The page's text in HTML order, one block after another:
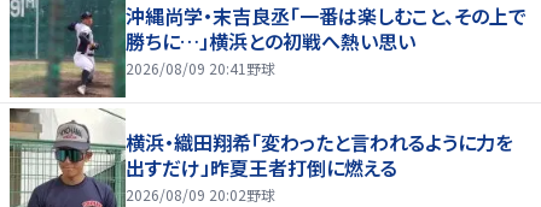
沖縄尚学・末吉良丞「一番は楽しむこと、その上で
勝ちに…」横浜との初戦へ熱い思い
2026/08/09 20:41 野球
横浜・織田翔希「変わったと言われるように力を
出すだけ」昨夏王者打倒に燃える
2026/08/09 20:02野球